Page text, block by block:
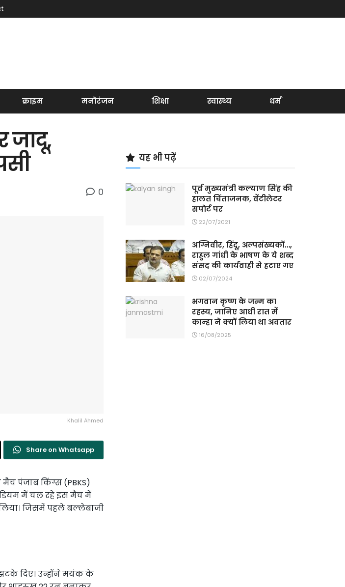
क्राइम मनोरंजन शिक्षा स्वास्थ्य धर्म
जादू,
0
Khalil Ahmed
Share on Whatsapp
पंजाब किंग्स (PBKS)
में चल रहे इस मैच में
जिसमें पहले बल्लेबाजी
दिए। उन्होंने मयंक के
यह भी पढ़ें
पूर्व मुख्यमंत्री कल्याण सिंह की
हालत चिंताजनक, वेंटीलेटर
सपोर्ट पर
22/07/2021
अग्निवीर, हिंदू, अल्पसंख्यकों…,
राहुल गांधी के भाषण के ये शब्द
संसद की कार्यवाही से हटाए गए
02/07/2024
भगवान कृष्ण के जन्म का
रहस्य, जानिए आधी रात में
कान्हा ने क्यों लिया था अवतार
16/08/2025